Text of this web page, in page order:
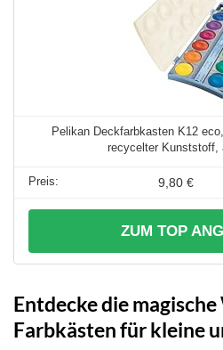
Pelikan Deckfarbkasten K12
recycelter Kunststoff,
9,80 €
ZUM TOP
Entdecke die
Farbkästen für kleine